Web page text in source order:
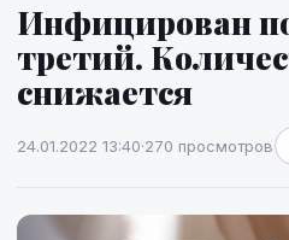
Прогноз погоды
Инфицирован
третий.
снижается
24.01.2022 13:40·270 просмотров